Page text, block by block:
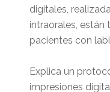
digitales,
intraorales, están
pacientes con
Explica un
impresiones